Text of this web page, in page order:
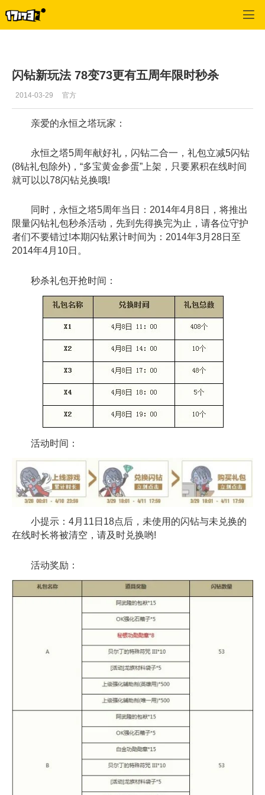
闪钻新玩法 78变73更有五周年限时秒杀
2014-03-29 官方
亲爱的永恒之塔玩家：
永恒之塔5周年献好礼，闪钻二合一，礼包立减5闪钻
(8钻礼包除外)，“多宝黄金参蛋”上架，只要累积在线时间
就可以以78闪钻兑换哦!
同时，永恒之塔5周年当日：2014年4月8日，将推出
限量闪钻礼包秒杀活动，先到先得换完为止，请各位守护
者们不要错过!本期闪钻累计时间为：2014年3月28日至
2014年4月10日。
秒杀礼包开抢时间：
活动时间：
小提示：4月11日18点后，未使用的闪钻与未兑换的
在线时长将被清空，请及时兑换哟!
活动奖励：